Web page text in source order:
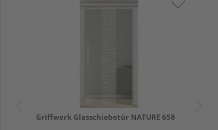
Griffwerk Glasschiebetür NATURE 658